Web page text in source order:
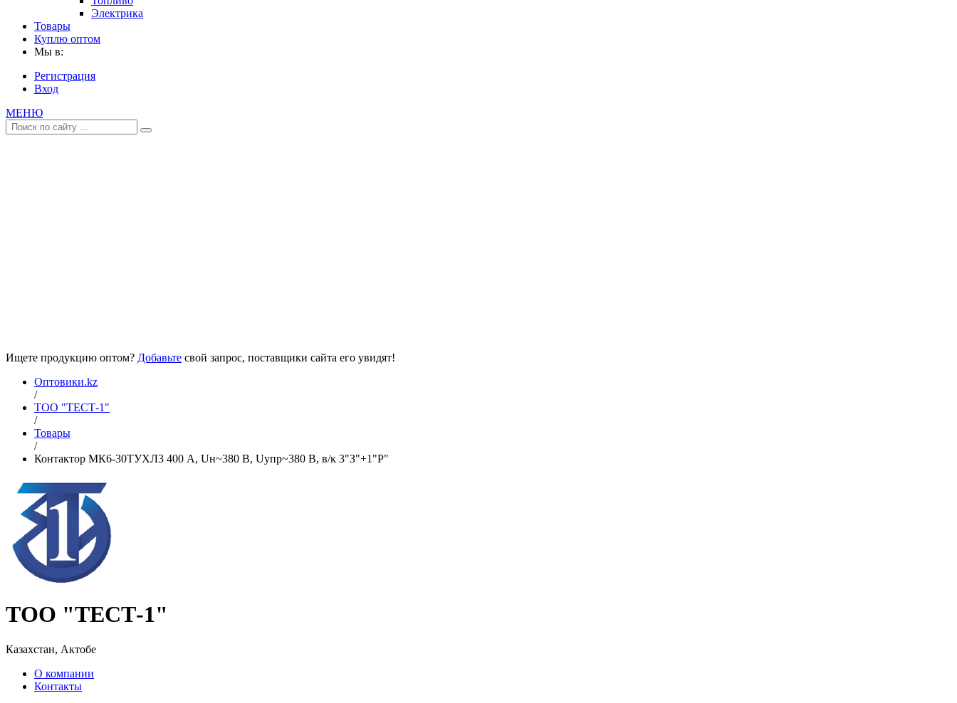
Электрика
Товары
Куплю оптом
Мы в:
Регистрация
Вход
МЕНЮ
Ищете продукцию оптом? Добавьте свой запрос, поставщики сайта его увидят!
Оптовики.kz
/
ТОО "ТЕСТ-1"
/
Товары
/
Контактор МК6-30ТУХЛ3 400 А, Uн~380 В, Uупр~380 В, в/к 3"З"+1"Р"
ТОО "ТЕСТ-1"
Казахстан, Актобе
О компании
Контакты